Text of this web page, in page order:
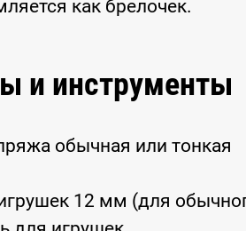
как брелочек.
и инструменты
обычная или тонкая
12 мм (для